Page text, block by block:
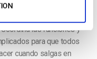
tu retransmisión en
las funciones y
para que todos
cuando salgas en